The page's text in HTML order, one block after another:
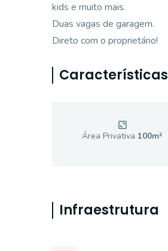
kids e muito mais.
Duas vagas de garagem.
Direto com o proprietário!
Características
Área Privativa 100m²
Infraestrutura